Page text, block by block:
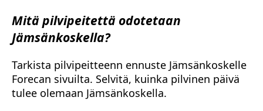
Mitä pilvipeitettä odotetaan
Jämsänkoskella?
Tarkista pilvipeitteenn ennuste Jämsänkoskelle
Forecan sivuilta. Selvitä, kuinka pilvinen päivä
tulee olemaan Jämsänkoskella.